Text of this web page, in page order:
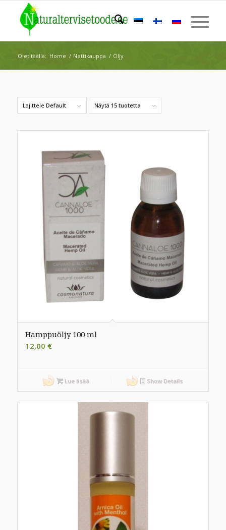
Olet täällä: Home / Nettikauppa / Öljy
Lajittele Default Näytä 15 tuotetta
Hamppuöljy 100 ml
12,00 €
Lue lisää Show Details